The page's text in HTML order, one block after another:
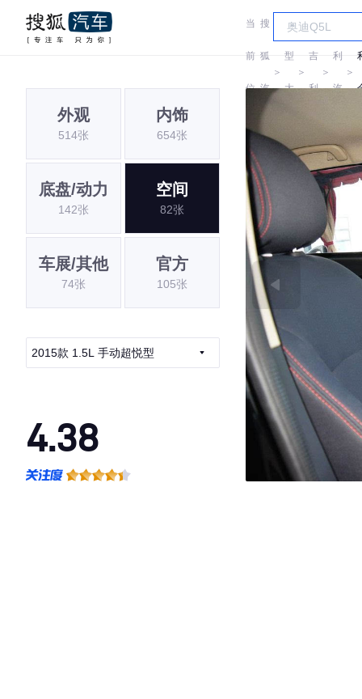
当
前
位
搜
狐
汽
＞
车
型
大
＞
吉
利
＞
利
汽
＞
外观
514张
内饰
654张
底盘/动力
142张
空间
82张
车展/其他
74张
官方
105张
2015款 1.5L 手动超悦型
4.38